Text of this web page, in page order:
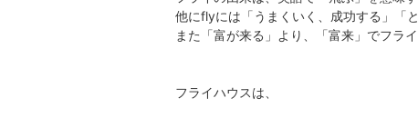
他にflyには「うまくいく、成功する」「
また「富が来る」より、「富来」でフラ
フライハウスは、